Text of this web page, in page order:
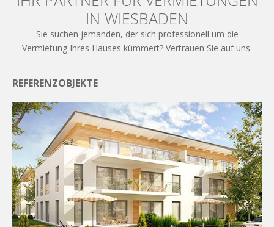
IN WIESBADEN
Sie suchen jemanden, der sich professionell um die
Vermietung Ihres Hauses kümmert? Vertrauen Sie auf uns.
REFERENZOBJEKTE